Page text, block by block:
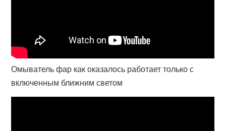
Омыватель фар как оказалось работает только с
включенным ближним светом